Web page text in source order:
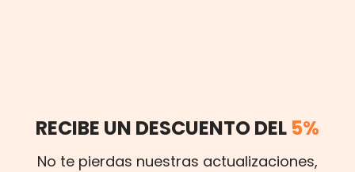
RECIBE UN DESCUENTO DEL 5%
No te pierdas nuestras actualizaciones,